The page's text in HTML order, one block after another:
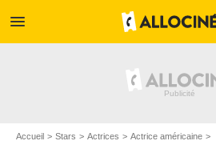
menu
Accueil Stars Actrices Actrice américaine